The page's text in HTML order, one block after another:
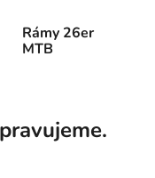
Rámy 26er
MTB